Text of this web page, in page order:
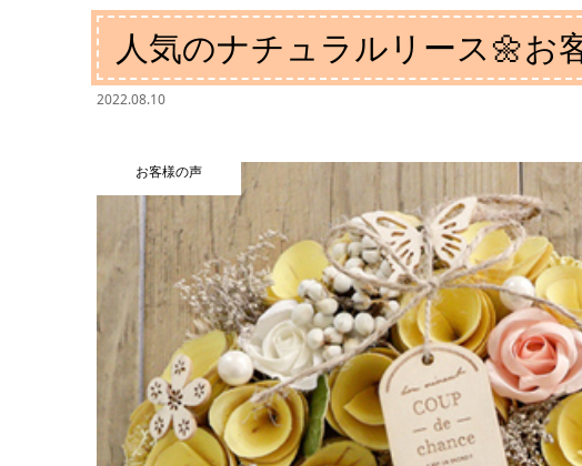
人気のナチュラルリース🌼お
2022.08.10
お客様の声